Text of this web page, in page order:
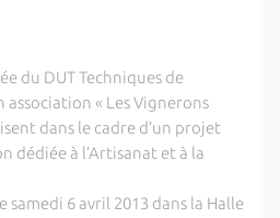
du DUT Techniques de
association « Les Vignerons
dans le cadre d’un projet
dédiée à l’Artisanat et à la
samedi 6 avril 2013 dans la Halle